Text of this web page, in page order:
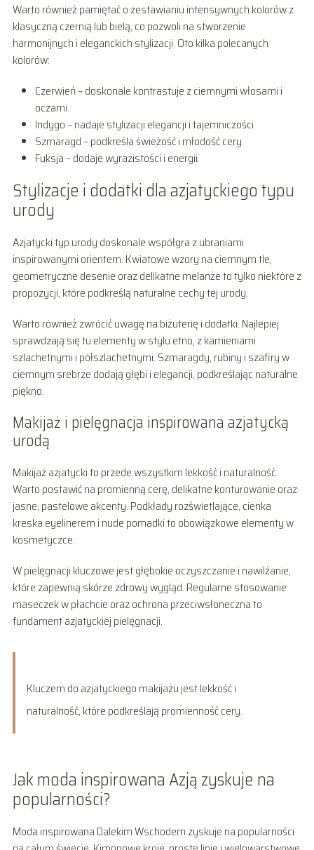
Warto również pamiętać o zestawianiu intensywnych kolorów z
klasyczną czernią lub bielą, co pozwoli na stworzenie
harmonijnych i eleganckich stylizacji. Oto kilka polecanych
kolorów:
Czerwień – doskonale kontrastuje z ciemnymi włosami i
oczami.
Indygo – nadaje stylizacji elegancji i tajemniczości.
Szmaragd – podkreśla świeżość i młodość cery.
Fuksja – dodaje wyrazistości i energii.
Stylizacje i dodatki dla azjatyckiego typu
urody
Azjatycki typ urody doskonale współgra z ubraniami
inspirowanymi orientem. Kwiatowe wzory na ciemnym tle,
geometryczne desenie oraz delikatne melanże to tylko niektóre z
propozycji, które podkreślą naturalne cechy tej urody.
Warto również zwrócić uwagę na biżuterię i dodatki. Najlepiej
sprawdzają się tu elementy w stylu etno, z kamieniami
szlachetnymi i półszlachetnymi. Szmaragdy, rubiny i szafiry w
ciemnym srebrze dodają głębi i elegancji, podkreślając naturalne
piękno.
Makijaż i pielęgnacja inspirowana azjatycką
urodą
Makijaż azjatycki to przede wszystkim lekkość i naturalność.
Warto postawić na promienną cerę, delikatne konturowanie oraz
jasne, pastelowe akcenty. Podkłady rozświetlające, cienka
kreska eyelinerem i nude pomadki to obowiązkowe elementy w
kosmetyczce.
W pielęgnacji kluczowe jest głębokie oczyszczanie i nawilżanie,
które zapewnią skórze zdrowy wygląd. Regularne stosowanie
maseczek w płachcie oraz ochrona przeciwsłoneczna to
fundament azjatyckiej pielęgnacji.
Kluczem do azjatyckiego makijażu jest lekkość i
naturalność, które podkreślają promienność cery.
Jak moda inspirowana Azją zyskuje na
popularności?
Moda inspirowana Dalekim Wschodem zyskuje na popularności